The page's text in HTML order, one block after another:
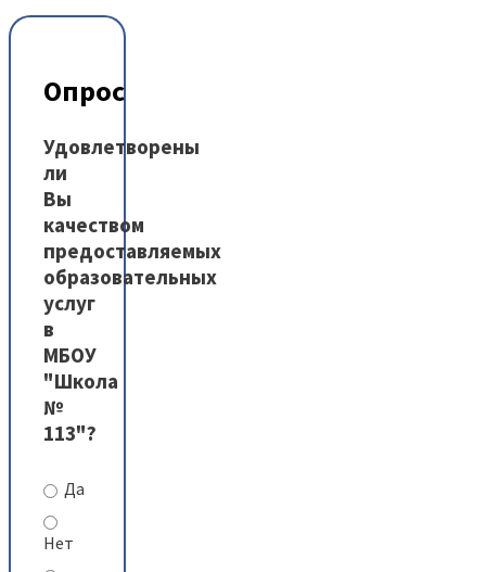
Опрос
Удовлетворены
ли
Вы
качеством
предоставляемых
образовательных
услуг
в
МБОУ
"Школа
№
113"?
Да
Нет